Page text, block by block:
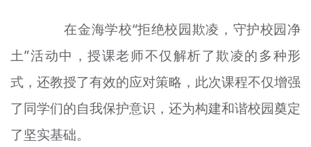
在金海学校“拒绝校园欺凌，守护校园净
土”活动中，授课老师不仅解析了欺凌的多种形
式，还教授了有效的应对策略，此次课程不仅增强
了同学们的自我保护意识，还为构建和谐校园奠定
了坚实基础。